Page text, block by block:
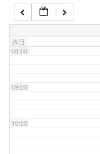
終日
07:00
08:00
09:00
10:00